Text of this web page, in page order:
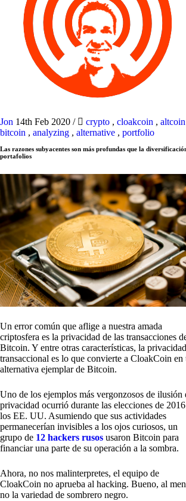
Jon 14th Feb 2020 / crypto , cloakcoin , altcoin
bitcoin , analyzing , alternative , portfolio
Las razones subyacentes son más profundas que la
portafolios
Un error común que aflige a nuestra amada
criptosfera es la privacidad de las transacciones
Bitcoin. Y entre otras características, la privacidad
transaccional es lo que convierte a CloakCoin en
alternativa ejemplar de Bitcoin.
Uno de los ejemplos más vergonzosos de ilusión
privacidad ocurrió durante las elecciones de
los EE. UU. Asumiendo que sus actividades
permanecerían invisibles a los ojos curiosos, un
grupo de 12 hackers rusos usaron Bitcoin para
financiar una parte de su operación a la sombra.
Ahora, no nos malinterpretes, el equipo de
CloakCoin no aprueba al hacking. Bueno, al
no la variedad de sombrero negro.